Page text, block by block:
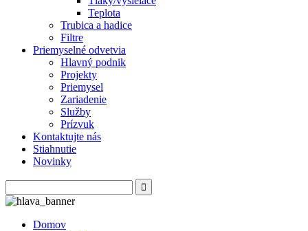
Teplota
Trubica a hadice
Filtre
Priemyselné odvetvia
Hlavný podnik
Projekty
Priemysel
Zariadenie
Služby
Prízvuk
Kontaktujte nás
Stiahnutie
Novinky
Domov